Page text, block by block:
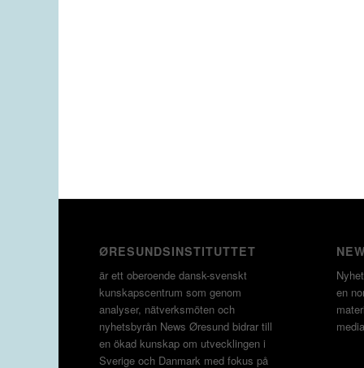
ØRESUNDSINSTITUTTET
är ett oberoende dansk-svenskt
kunskapscentrum som genom
analyser, nätverksmöten och
nyhetsbyrån News Øresund bidrar till
en ökad kunskap om utvecklingen i
Sverige och Danmark med fokus på
en